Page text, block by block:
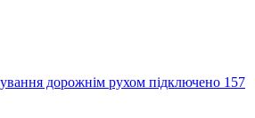
дорожнім рухом підключено 157